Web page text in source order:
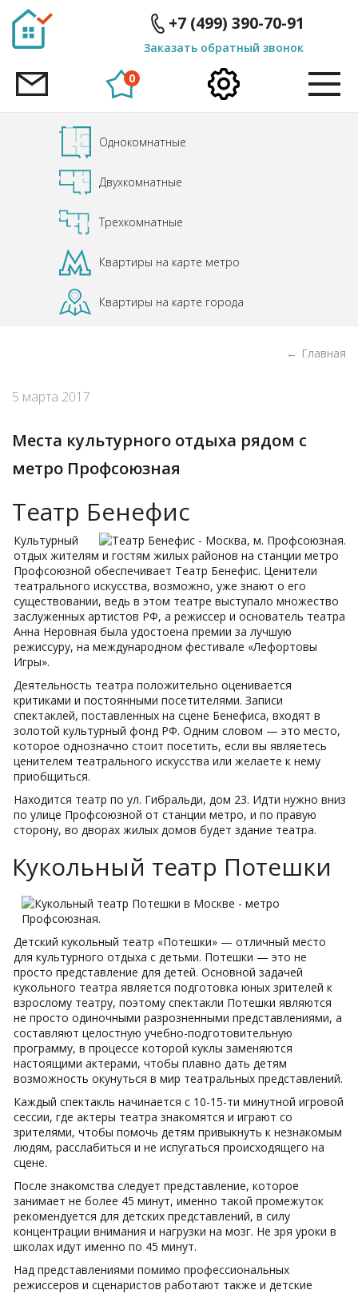
ID +7 (499) 390-70-91
Заказать обратный звонок
0
Однокомнатные
Двухкомнатные
Трехкомнатные
Квартиры на карте метро
Квартиры на карте города
Главная
5 марта 2017
Места культурного отдыха рядом с
метро Профсоюзная
Театр Бенефис
Культурный
отдых жителям и гостям жилых районов на станции метро
Профсоюзной обеспечивает Театр Бенефис. Ценители
театрального искусства, возможно, уже знают о его
существовании, ведь в этом театре выступало множество
заслуженных артистов РФ, а режиссер и основатель театра
Анна Неровная была удостоена премии за лучшую
режиссуру, на международном фестивале «Лефортовы
Игры».
Деятельность театра положительно оценивается
критиками и постоянными посетителями. Записи
спектаклей, поставленных на сцене Бенефиса, входят в
золотой культурный фонд РФ. Одним словом — это место,
которое однозначно стоит посетить, если вы являетесь
ценителем театрального искусства или желаете к нему
приобщиться.
Находится театр по ул. Гибральди, дом 23. Идти нужно вниз
по улице Профсоюзной от станции метро, и по правую
сторону, во дворах жилых домов будет здание театра.
Кукольный театр Потешки
Детский кукольный театр «Потешки» — отличный место
для культурного отдыха с детьми. Потешки — это не
просто представление для детей. Основной задачей
кукольного театра является подготовка юных зрителей к
взрослому театру, поэтому спектакли Потешки являются
не просто одиночными разрозненными представлениями, а
составляют целостную учебно-подготовительную
программу, в процессе которой куклы заменяются
настоящими актерами, чтобы плавно дать детям
возможность окунуться в мир театральных представлений.
Каждый спектакль начинается с 10-15-ти минутной игровой
сессии, где актеры театра знакомятся и играют со
зрителями, чтобы помочь детям привыкнуть к незнакомым
людям, расслабиться и не испугаться происходящего на
сцене.
После знакомства следует представление, которое
занимает не более 45 минут, именно такой промежуток
рекомендуется для детских представлений, в силу
концентрации внимания и нагрузки на мозг. Не зря уроки в
школах идут именно по 45 минут.
Над представлениями помимо профессиональных
режиссеров и сценаристов работают также и детские